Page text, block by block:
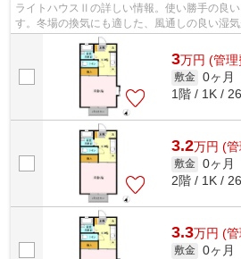
ライトハウスⅡの詳しい情報。使い勝手の良
す。冬場の換気にも適した、風通しの良い湿
す。敷地内ごみ置き場付き物件です。常磐...
3万円 (管理
敷金 0ヶ月
1階 / 1K /
3.2万円 (
敷金 0ヶ月
2階 / 1K /
3.3万円 (
敷金 0ヶ月